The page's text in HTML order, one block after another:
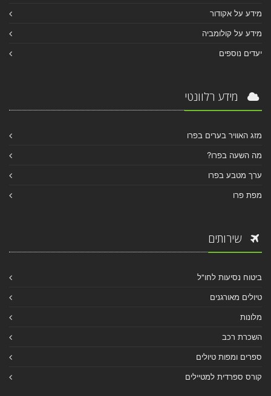
מידע על אקודור
מידע על קולומביה
יעדים נוספים
מידע רלוונטי
מזג האוויר בערים בפרו
מה השעה בפרו?
ערך מטבע בפרו
מפת פרו
שירותים
ביטוח נסיעות לחו"ל
טיולים מאורגנים
מלונות
השכרת רכב
ספרים ומפות טיולים
קורס ספרדית למטיילים